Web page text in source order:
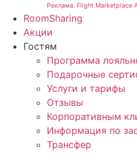
Реклама. Flight Marketplace
RoomSharing
Акции
Гостям
Программа
Подарочные
Услуги и тарифы
Отзывы
Корпоративным
Информация по
Трансфер